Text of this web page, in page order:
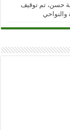
حسن، تم توقيف